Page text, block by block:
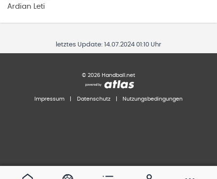
Ardian
Leti
letztes Update: 14.07.2024 01:10 Uhr
© 2026 Handball.net
Impressum Datenschutz Nutzungsbedingungen